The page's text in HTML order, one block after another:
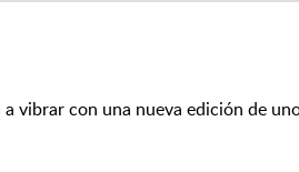
vibrar con una nueva edición de